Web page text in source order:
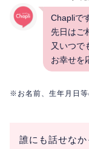
Chapliで
先日はご
又いつで
お幸せを
※お名前、生年月日等
誰にも話せな